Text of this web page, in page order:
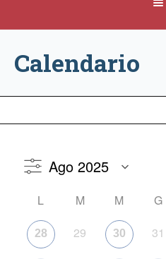
Calendario
L M M G
28 29 30 31